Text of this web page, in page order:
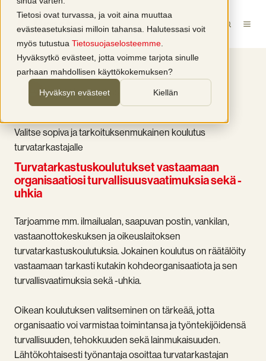
Tietosi ovat turvassa, ja voit aina muuttaa
evästeasetuksiasi milloin tahansa. Halutessasi voit
myös tutustua Tietosuojaselosteemme
Hyväksytkö evästeet, jotta voimme tarjota sinulle
parhaan mahdollisen käyttökokemuksen?
Hyväksyn evästeet Kiellän
RYHMÄKOULUTUS
Valitse sopiva ja tarkoituksenmukainen koulutus
turvatarkastajalle
Turvatarkastuskoulutukset vastaamaan
organisaatiosi turvallisuusvaatimuksia sekä -
uhkia
Tarjoamme mm. ilmailualan, saapuvan postin, vankilan,
vastaanottokeskuksen ja oikeuslaitoksen
turvatarkastuskoulutuksia. Jokainen koulutus on räätälöity
vastaamaan tarkasti kutakin kohdeorganisaatiota ja sen
turvallisvaatimuksia sekä -uhkia.
Oikean koulutuksen valitseminen on tärkeää, jotta
organisaatio voi varmistaa toimintansa ja työntekijöidensä
turvallisuuden, tehokkuuden sekä lainmukaisuuden.
Lähtökohtaisesti työnantaja osoittaa turvatarkastajan